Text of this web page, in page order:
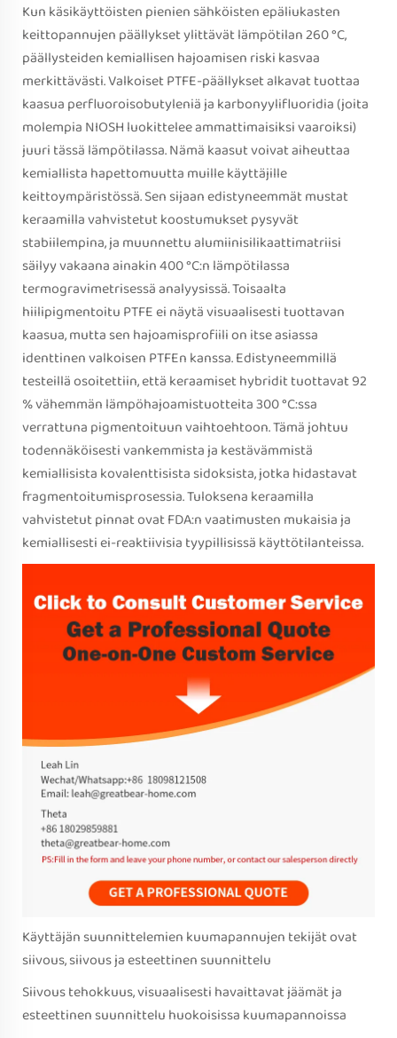
Kun käsikäyttöisten pienien sähköisten epäliukasten
keittopannujen päällykset ylittävät lämpötilan 260 °C,
päällysteiden kemiallisen hajoamisen riski kasvaa
merkittävästi. Valkoiset PTFE-päällykset alkavat tuottaa
kaasua perfluoroisobutyleniä ja karbonyylifluoridia (joita
molempia NIOSH luokittelee ammattimaisiksi vaaroiksi)
juuri tässä lämpötilassa. Nämä kaasut voivat aiheuttaa
kemiallista hapettomuutta muille käyttäjille
keittoympäristössä. Sen sijaan edistyneemmät mustat
keraamilla vahvistetut koostumukset pysyvät
stabiilempina, ja muunnettu alumiinisilikaattimatriisi
säilyy vakaana ainakin 400 °C:n lämpötilassa
termogravimetrisessä analyysissä. Toisaalta
hiilipigmentoitu PTFE ei näytä visuaalisesti tuottavan
kaasua, mutta sen hajoamisprofiili on itse asiassa
identtinen valkoisen PTFEn kanssa. Edistyneemmillä
testeillä osoitettiin, että keraamiset hybridit tuottavat 92
% vähemmän lämpöhajoamistuotteita 300 °C:ssa
verrattuna pigmentoituun vaihtoehtoon. Tämä johtuu
todennäköisesti vankemmista ja kestävämmistä
kemiallisista kovalenttisista sidoksista, jotka hidastavat
fragmentoitumisprosessia. Tuloksena keraamilla
vahvistetut pinnat ovat FDA:n vaatimusten mukaisia ja
kemiallisesti ei-reaktiivisia tyypillisissä käyttötilanteissa.
Käyttäjän suunnittelemien kuumapannujen tekijät ovat
siivous, siivous ja esteettinen suunnittelu
Siivous tehokkuus, visuaalisesti havaittavat jäämät ja
esteettinen suunnittelu huokoisissa kuumapannoissa